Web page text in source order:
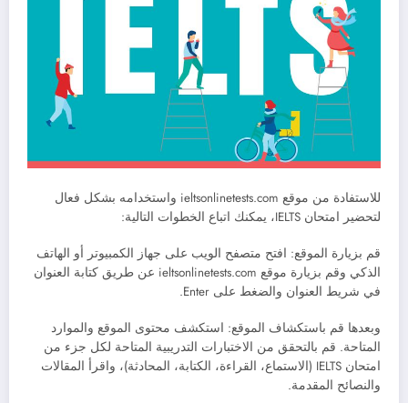
للاستفادة من موقع ieltsonlinetests.com واستخدامه بشكل فعال
لتحضير امتحان IELTS، يمكنك اتباع الخطوات التالية:
قم بزيارة الموقع: افتح متصفح الويب على جهاز الكمبيوتر أو الهاتف
الذكي وقم بزيارة موقع ieltsonlinetests.com عن طريق كتابة العنوان
في شريط العنوان والضغط على Enter.
وبعدها قم باستكشاف الموقع: استكشف محتوى الموقع والموارد
المتاحة. قم بالتحقق من الاختبارات التدريبية المتاحة لكل جزء من
امتحان IELTS (الاستماع، القراءة، الكتابة، المحادثة)، واقرأ المقالات
والنصائح المقدمة.